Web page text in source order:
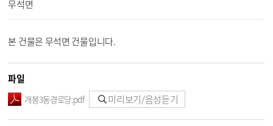
무석면
본 건물은 무석면 건물입니다.
파일
개봉3동경로당.pdf 미리보기/음성듣기